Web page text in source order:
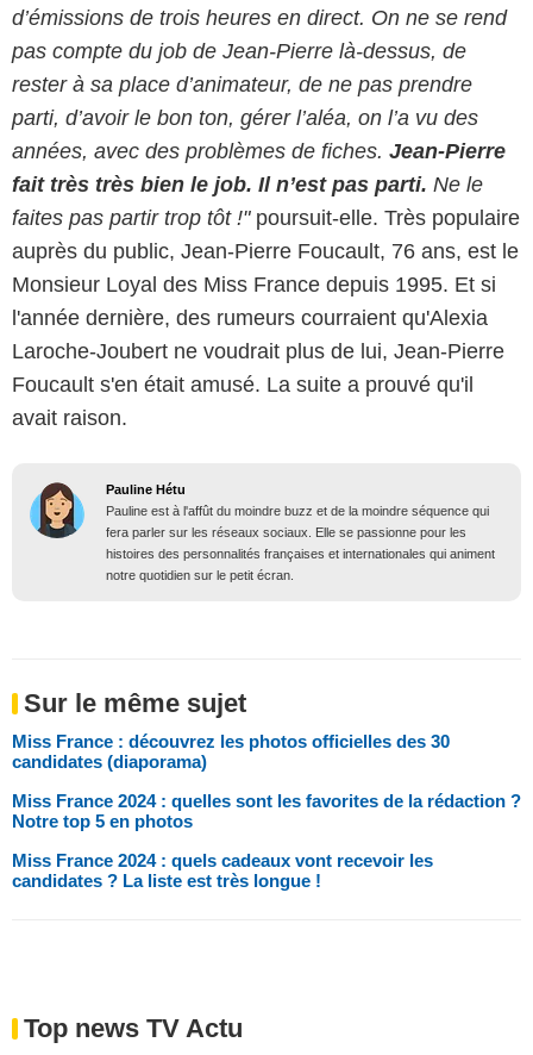
d’émissions de trois heures en direct. On ne se rend
pas compte du job de Jean-Pierre là-dessus, de
rester à sa place d’animateur, de ne pas prendre
parti, d’avoir le bon ton, gérer l’aléa, on l’a vu des
années, avec des problèmes de fiches. Jean-Pierre
fait très très bien le job. Il n’est pas parti. Ne le
faites pas partir trop tôt !" poursuit-elle. Très populaire
auprès du public, Jean-Pierre Foucault, 76 ans, est le
Monsieur Loyal des Miss France depuis 1995. Et si
l'année dernière, des rumeurs courraient qu'Alexia
Laroche-Joubert ne voudrait plus de lui, Jean-Pierre
Foucault s'en était amusé. La suite a prouvé qu'il
avait raison.
Pauline Hétu
Pauline est à l'affût du moindre buzz et de la moindre séquence qui
fera parler sur les réseaux sociaux. Elle se passionne pour les
histoires des personnalités françaises et internationales qui animent
notre quotidien sur le petit écran.
Sur le même sujet
Miss France : découvrez les photos officielles des 30
candidates (diaporama)
Miss France 2024 : quelles sont les favorites de la rédaction ?
Notre top 5 en photos
Miss France 2024 : quels cadeaux vont recevoir les
candidates ? La liste est très longue !
Top news TV Actu